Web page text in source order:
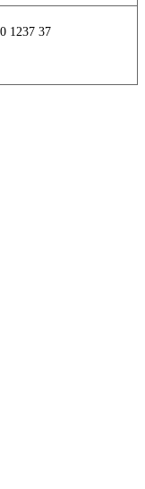
1237 37